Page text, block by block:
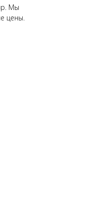
Мы
цены.